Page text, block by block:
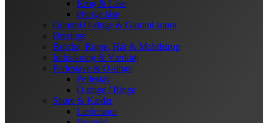
Krog & Låse
Øvrige låse
Gummi O-ringe & Gummi snøre
Øreringe
Broche, Ringe, Hår & Mobilstrop
Indpakning & Værktøj
Perlestave & O-ringe
Perlestav
O-ringe / Ringe
Snøre & Kæder
Lædersnor